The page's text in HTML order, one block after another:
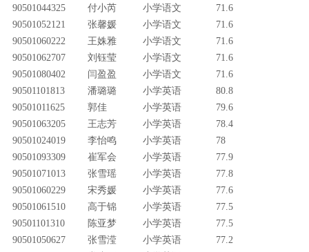
90501044325
付小芮 小学语文
71.6
90501052121
张馨媛 小学语文
71.6
90501060222
王姝雅 小学语文
71.6
90501062707
刘钰莹 小学语文
71.6
90501080402
闫盈盈 小学语文
71.6
90501101813
潘璐璐 小学英语
80.8
90501011625
郭佳 小学英语
79.6
90501063205
王志芳 小学英语
78.4
90501024019
李怡鸣 小学英语
78
90501093309
崔军会 小学英语
77.9
90501071013
张雪瑶 小学英语
77.8
90501060229
宋秀媛 小学英语
77.6
90501061510
高于锦 小学英语
77.5
90501101310
陈亚梦 小学英语
77.5
90501050627
张雪滢 小学英语
77.2